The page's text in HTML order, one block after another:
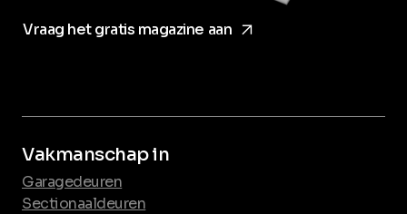
Vakmanschap in
Garagedeuren
Sectionaaldeuren
Vraag het gratis magazine aanarrow_forward